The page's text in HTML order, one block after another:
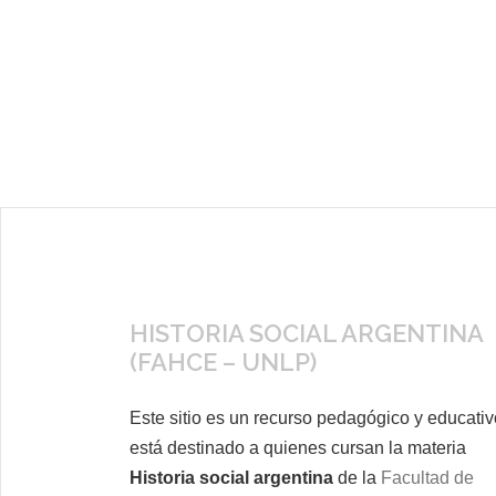
HISTORIA SOCIAL ARGENTINA
(FAHCE – UNLP)
Este sitio es un recurso pedagógico y
está destinado a quienes cursan la materia
Historia social argentina de la Facultad de